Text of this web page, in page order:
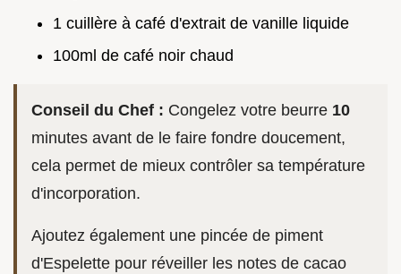
1 cuillère à café d'extrait de vanille liquide
100ml de café noir chaud
Conseil du Chef : Congelez votre beurre 10
minutes avant de le faire fondre doucement,
cela permet de mieux contrôler sa température
d'incorporation.
Ajoutez également une pincée de piment
d'Espelette pour réveiller les notes de cacao